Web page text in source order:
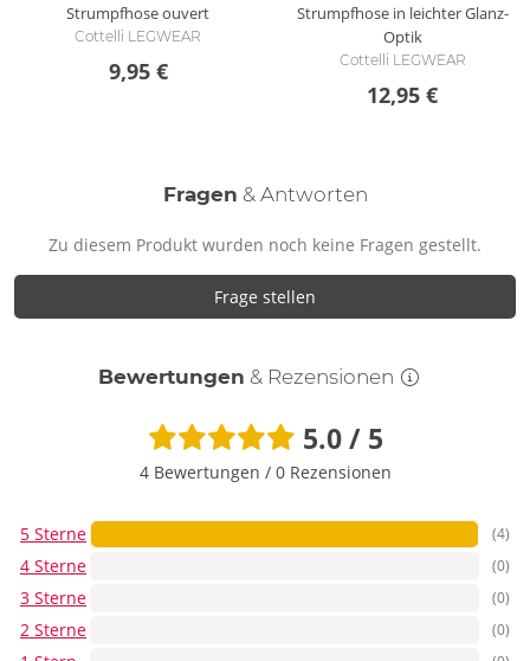
Strumpfhose ouvert
Cottelli LEGWEAR
9,95 €
Strumpfhose in leichter Glanz-
Optik
Cottelli LEGWEAR
12,95 €
Fragen & Antworten
Zu diesem Produkt wurden noch keine Fragen gestellt.
Frage stellen
Bewertungen & Rezensionen
5.0 / 5
4 Bewertungen / 0 Rezensionen
5 Sterne (4)
4 Sterne (0)
3 Sterne (0)
2 Sterne (0)